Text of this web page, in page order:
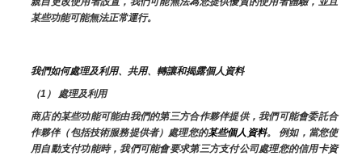
某些功能可能無法正常運行。
我們如何處理及利用、共用、轉讓和揭露個人資料
（1） 處理及利用
商店的某些功能可能由我們的第三方合作夥伴提供，我們可能會委託合
作夥伴（包括技術服務提供者）處理您的某些個人資料。 例如，當您使
用自動支付功能時，我們可能會要求第三方支付公司處理您的信用卡資